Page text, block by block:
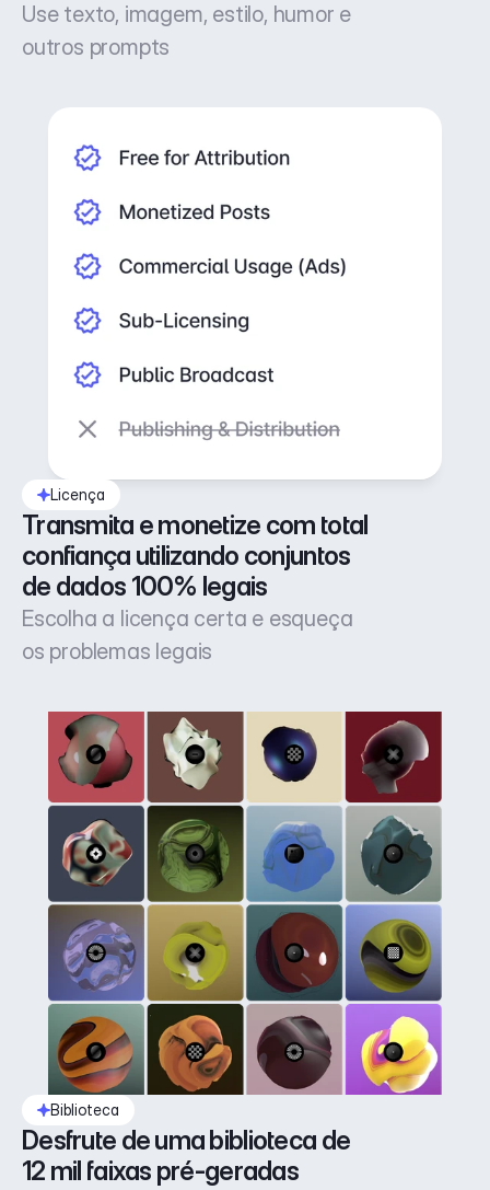
Use texto, imagem, estilo, humor e
outros prompts
Licença
Transmita e monetize com total
confiança utilizando conjuntos
de dados 100% legais
Escolha a licença certa e esqueça
os problemas legais
Biblioteca
Desfrute de uma biblioteca de
12 mil faixas pré-geradas